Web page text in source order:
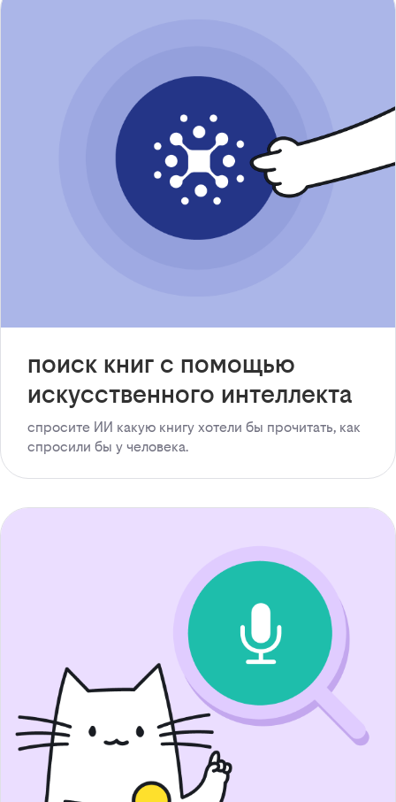
поиск книг с помощью
искусственного интеллекта
спросите ИИ какую книгу хотели бы прочитать, как
спросили бы у человека.